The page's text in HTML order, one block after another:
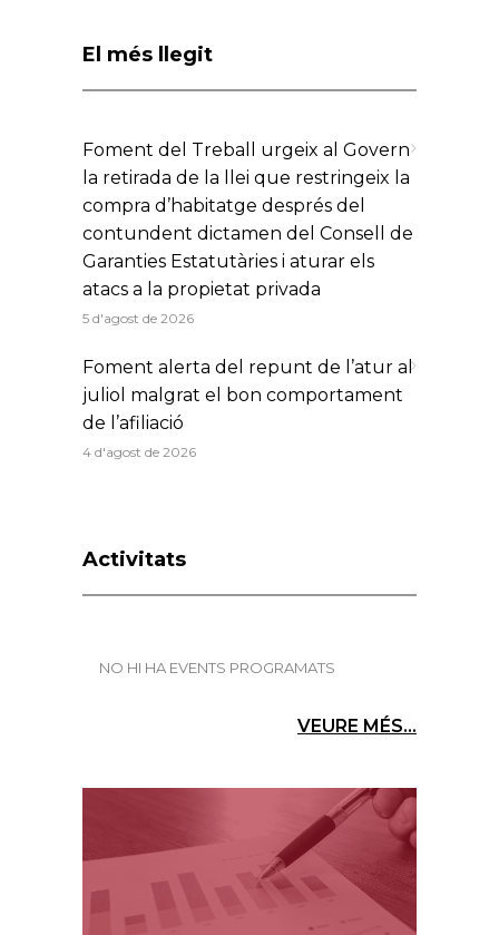
El més llegit
Foment del Treball urgeix al Govern
la retirada de la llei que restringeix la
compra d’habitatge després del
contundent dictamen del Consell de
Garanties Estatutàries i aturar els
atacs a la propietat privada
5 d'agost de 2026
Foment alerta del repunt de l’atur al
juliol malgrat el bon comportament
de l’afiliació
4 d'agost de 2026
Activitats
NO HI HA EVENTS PROGRAMATS
VEURE MÉS...